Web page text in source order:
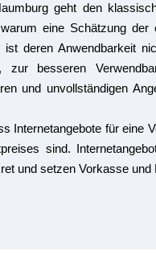
geht den
eine Schätzung der
deren Anwendbarkeit
besseren
und unvollständigen
Internetangebote für eine
sind.
und setzen Vorkasse und